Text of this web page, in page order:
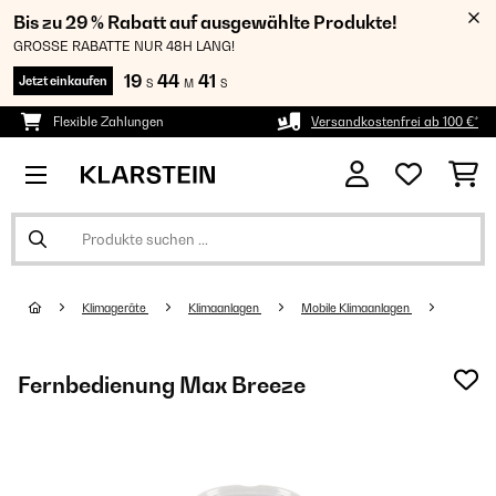
Bis zu 29 % Rabatt auf ausgewählte Produkte!
GROSSE RABATTE NUR 48H LANG!
Jetzt einkaufen 19 S 44 M 39 S
Flexible Zahlungen Versandkostenfrei ab 100 €*
Klimageräte Klimaanlagen Mobile Klimaanlagen
Fernbedienung Max Breeze